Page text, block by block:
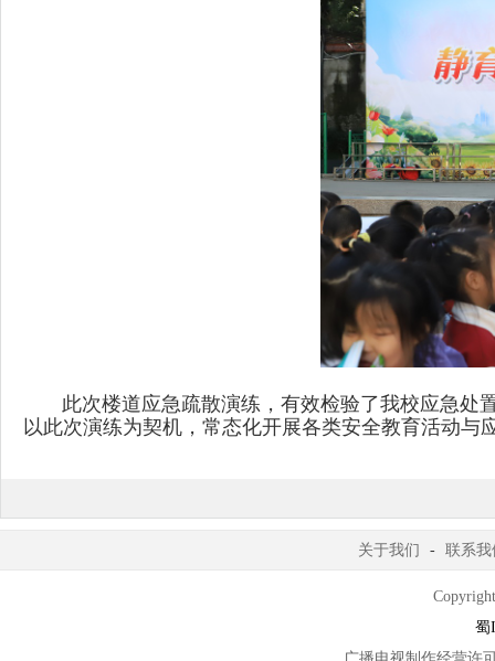
此次楼道应急疏散演练，有效检验了我校应急处
以此次演练为契机，常态化开展各类安全教育活动
关于我们 - 联系我
蜀